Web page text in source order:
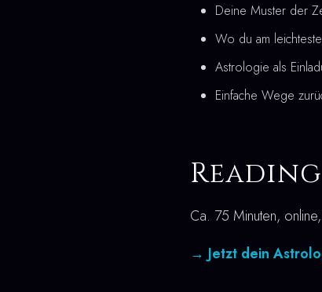
Deine Muster der
Wo du am
Astrologie als
Einfache Wege
Ca. 75 Minuten,
→ Jetzt dein